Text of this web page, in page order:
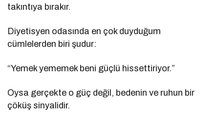
takıntıya bırakır.
Diyetisyen odasında en çok duyduğum
cümlelerden biri şudur:
“Yemek yememek beni güçlü hissettiriyor.”
Oysa gerçekte o güç değil, bedenin ve ruhun bir
çöküş sinyalidir.